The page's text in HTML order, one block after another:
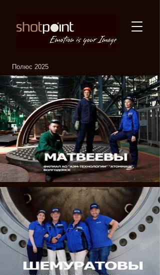
Полюс 2025